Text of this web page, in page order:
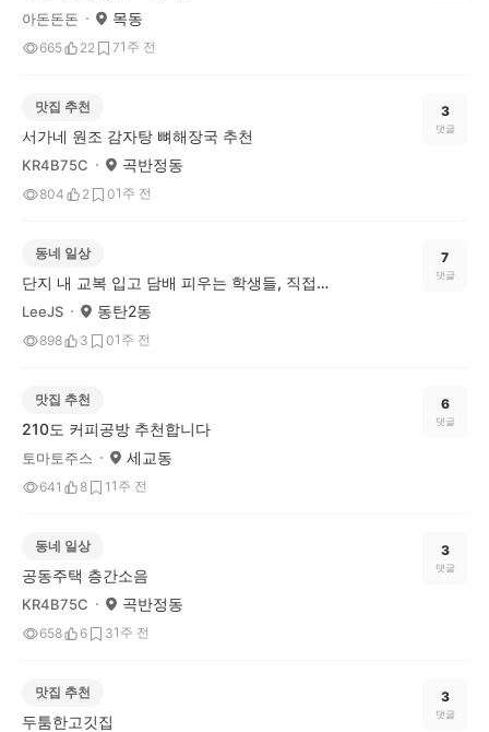
아돈돈돈 목동
665 22 71주 전
맛집 추천
서가네 원조 감자탕 뼈해장국 추천
KR4B75C 곡반정동
804 2 01주 전
3
댓글
동네 일상
단지 내 교복 입고 담배 피우는 학생들, 직접 훈계한다 vs 조용히 신고만 한다
LeeJS 동탄2동
898 3 01주 전
7
댓글
맛집 추천
210도 커피공방 추천합니다
토마토주스 세교동
641 8 1 1주 전
6
댓글
동네 일상
공동주택 층간소음
KR4B75C 곡반정동
658 6 31주 전
3
댓글
맛집 추천
두툼한고깃집
3
댓글